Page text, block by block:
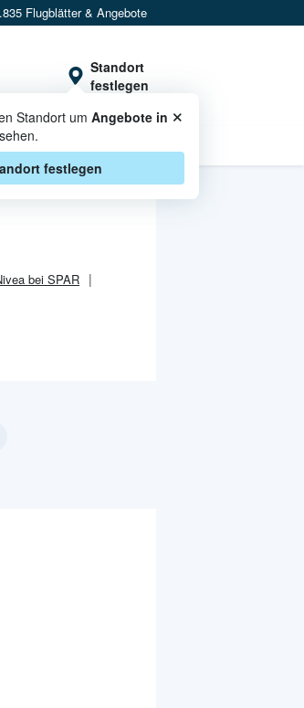
Flugblätter & Angebote
Standort
festlegen
Standort umAngebote in
festlegen
×
bei SPAR